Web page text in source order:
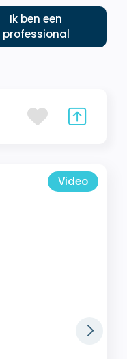
Ik ben een
professional
Video